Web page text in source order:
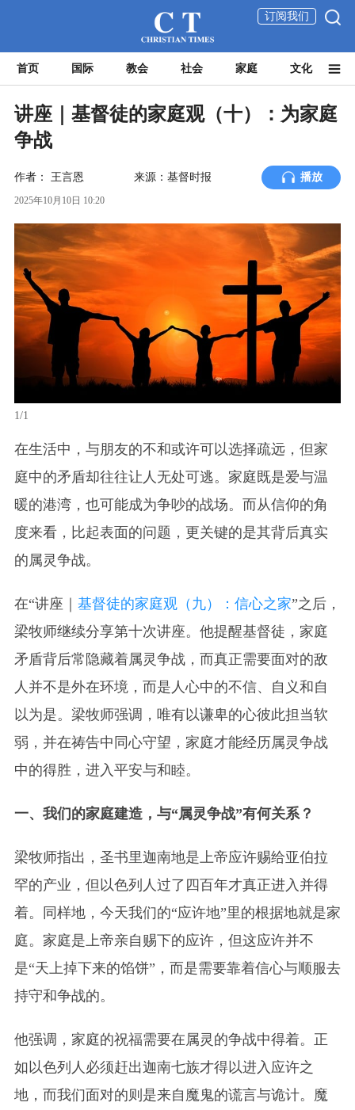
订阅我们
首页 国际 教会 社会 家庭 文化
讲座｜基督徒的家庭观（十）：为家庭
争战
作者： 王言恩 来源：基督时报 播放
2025年10月10日 10:20
1/1
在生活中，与朋友的不和或许可以选择疏远，但家
庭中的矛盾却往往让人无处可逃。家庭既是爱与温
暖的港湾，也可能成为争吵的战场。而从信仰的角
度来看，比起表面的问题，更关键的是其背后真实
的属灵争战。
在“讲座｜ 基督徒的家庭观（九）：信心之家”之后，
梁牧师继续分享第十次讲座。他提醒基督徒，家庭
矛盾背后常隐藏着属灵争战，而真正需要面对的敌
人并不是外在环境，而是人心中的不信、自义和自
以为是。梁牧师强调，唯有以谦卑的心彼此担当软
弱，并在祷告中同心守望，家庭才能经历属灵争战
中的得胜，进入平安与和睦。
一、我们的家庭建造，与“属灵争战”有何关系？
梁牧师指出，圣书里迦南地是上帝应许赐给亚伯拉
罕的产业，但以色列人过了四百年才真正进入并得
着。同样地，今天我们的“应许地”里的根据地就是家
庭。家庭是上帝亲自赐下的应许，但这应许并不
是“天上掉下来的馅饼”，而是需要靠着信心与顺服去
持守和争战的。
他强调，家庭的祝福需要在属灵的争战中得着。正
如以色列人必须赶出迦南七族才得以进入应许之
地，而我们面对的则是来自魔鬼的谎言与诡计。魔